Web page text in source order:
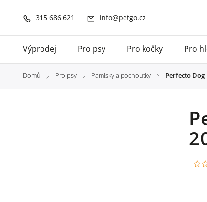
315 686 621 info@petgo.cz
Výprodej Pro psy Pro kočky Pro
Domů / Pro psy / Pamlsky a pochoutky / Perfecto Dog